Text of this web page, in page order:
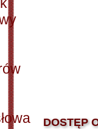
DOSTĘP